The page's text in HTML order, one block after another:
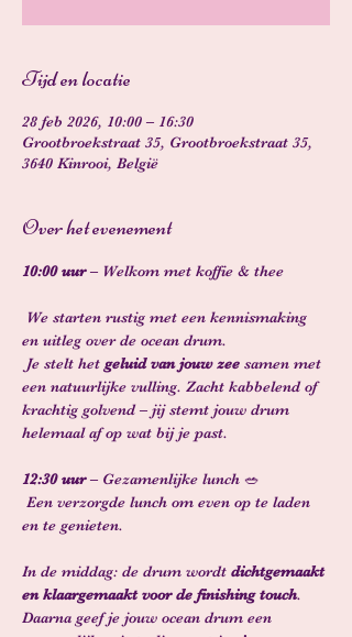
Tijd en locatie
28 feb 2026, 10:00 – 16:30
Grootbroekstraat 35, Grootbroekstraat 35,
3640 Kinrooi, België
Over het evenement
10:00 uur – Welkom met koffie & thee
en uitleg over de ocean drum.
Je stelt het geluid van jouw zee samen met
een natuurlijke vulling. Zacht kabbelend of
krachtig golvend – jij stemt jouw drum
helemaal af op wat bij je past.
12:30 uur – Gezamenlijke lunch 🥗
en te genieten.
In de middag: de drum wordt dichtgemaakt
en klaargemaakt voor de finishing touch.
Daarna geef je jouw ocean drum een